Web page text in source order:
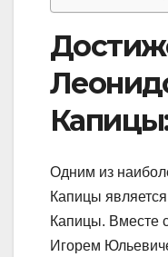
Одним из
Капицы
Капицы. Вместе
Игорем